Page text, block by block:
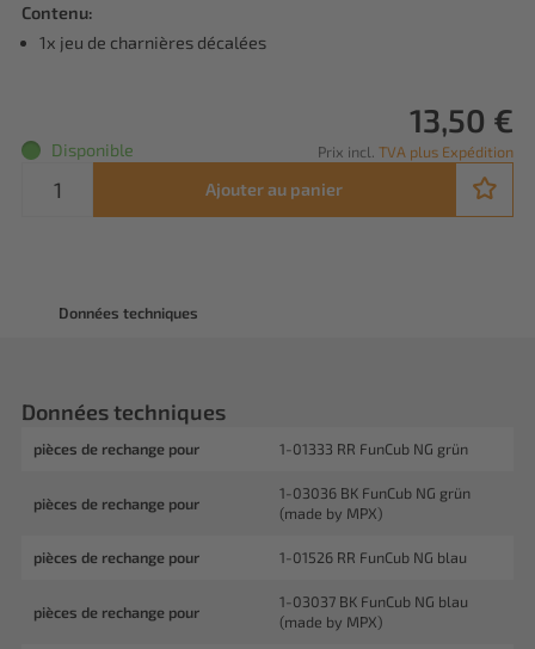
Contenu:
1x jeu de charnières décalées
13,50 €
Prix incl. TVA plus Expédition
Disponible
Ajouter au panier
Données techniques
Données techniques
pièces de rechange pour 1-01333 RR FunCub NG grün
pièces de rechange pour
1-03036 BK FunCub NG grün
(made by MPX)
pièces de rechange pour 1-01526 RR FunCub NG blau
pièces de rechange pour
1-03037 BK FunCub NG blau
(made by MPX)